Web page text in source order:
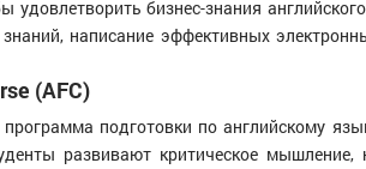
удовлетворить бизнес-знания
написание эффективных
(AFC)
подготовки по английскому
развивают критическое